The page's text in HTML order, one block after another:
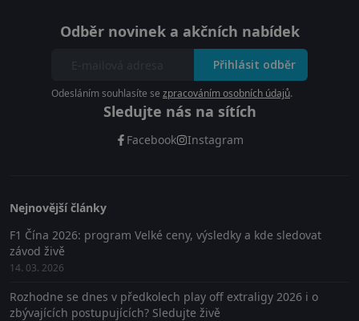
Odběr novinek a akčních nabídek
Přihlásit odběr
Odesláním souhlasíte se zpracováním osobních údajů.
Sledujte nás na sítích
Facebook Instagram
Nejnovější články
F1 Čína 2026: program Velké ceny, výsledky a kde sledovat
závod živě
14. 03. 2026
Rozhodne se dnes v předkolech play off extraligy 2026 i o
zbývajících postupujících? Sledujte živě